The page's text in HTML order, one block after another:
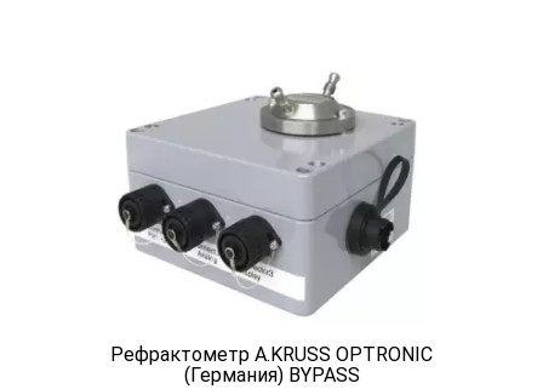
Рефрактометр A.KRUSS OPTRONIC
(Германия) BYPASS